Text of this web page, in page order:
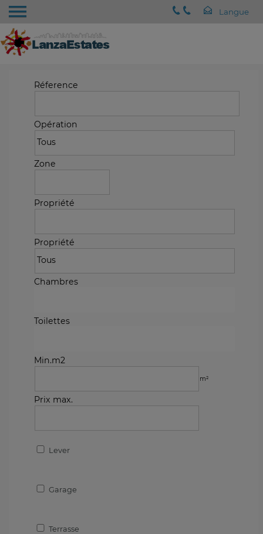
Réference
Opération
Zone
Propriété
Propriété
Chambres
Toilettes
Min.m2
m²
Prix max.
Lever
Garage
Terrasse